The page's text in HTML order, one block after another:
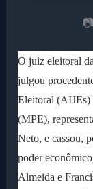
O juiz eleitoral
julgou
Eleitoral (AIJEs)
(MPE),
Neto, e cassou,
poder
Almeida e